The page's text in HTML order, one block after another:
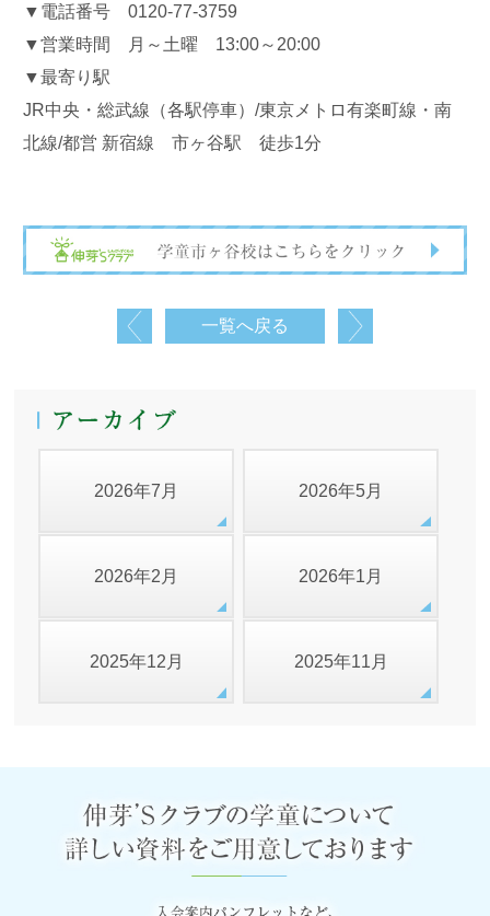
▼電話番号 0120-77-3759
▼営業時間 月～土曜 13:00～20:00
▼最寄り駅
JR中央・総武線（各駅停車）/東京メトロ有楽町線・南
北線/都営 新宿線 市ヶ谷駅 徒歩1分
一覧へ戻る
2026年7月 2026年5月
2026年2月 2026年1月
2025年12月 2025年11月